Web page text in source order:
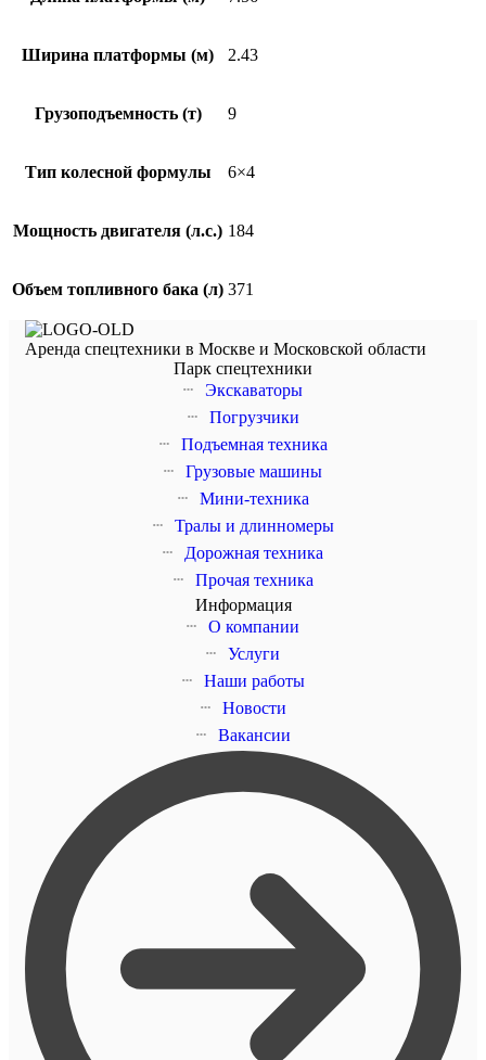
Ширина платформы (м) 2.43
Грузоподъемность (т) 9
Тип колесной формулы 6×4
Мощность двигателя (л.с.) 184
Объем топливного бака (л) 371
Аренда спецтехники в Москве и Московской области
Парк спецтехники
Экскаваторы
Погрузчики
Подъемная техника
Грузовые машины
Мини-техника
Тралы и длинномеры
Дорожная техника
Прочая техника
Информация
О компании
Услуги
Наши работы
Новости
Вакансии